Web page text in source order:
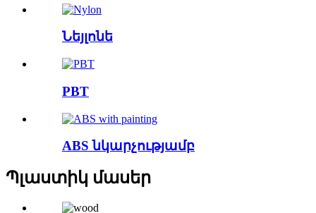
Նեյլոնե
PBT
ABS նկարչությամբ
Պլաստիկ մասեր